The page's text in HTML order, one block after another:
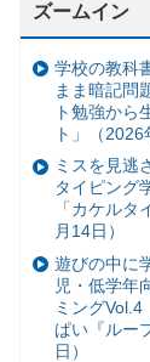
ズームイン
学校の教科
まま暗記問
ト勉強から
ト」（2026
ミスを見逃
タイピング
「カケル
月14日）
遊びの中に
児・低学年
ミング
ぱい『ルー
日）